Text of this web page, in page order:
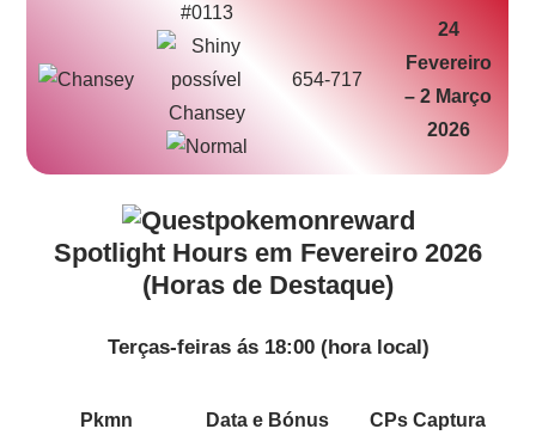
#0113
Chansey
654-717
24
Fevereiro
– 2 Março
2026
Spotlight Hours em Fevereiro 2026
(Horas de Destaque)
Terças-feiras ás 18:00 (hora local)
Pkmn Data e Bónus CPs Captura